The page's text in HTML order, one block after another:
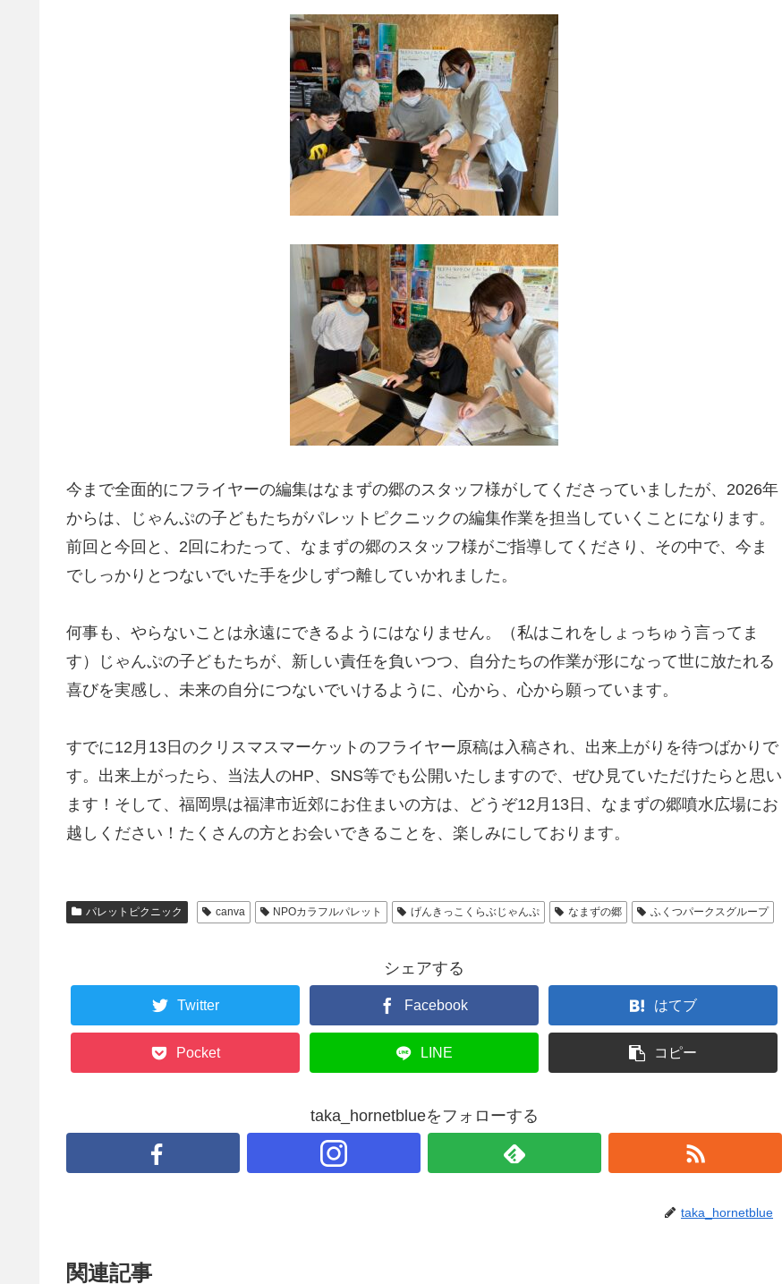
今まで全面的にフライヤーの編集はなまずの郷のスタッフ様がしてくださっていましたが、2026年
からは、じゃんぷの子どもたちがパレットピクニックの編集作業を担当していくことになります。
前回と今回と、2回にわたって、なまずの郷のスタッフ様がご指導してくださり、その中で、今ま
でしっかりとつないでいた手を少しずつ離していかれました。
何事も、やらないことは永遠にできるようにはなりません。（私はこれをしょっちゅう言ってま
す）じゃんぷの子どもたちが、新しい責任を負いつつ、自分たちの作業が形になって世に放たれる
喜びを実感し、未来の自分につないでいけるように、心から、心から願っています。
すでに12月13日のクリスマスマーケットのフライヤー原稿は入稿され、出来上がりを待つばかりで
す。出来上がったら、当法人のHP、SNS等でも公開いたしますので、ぜひ見ていただけたらと思い
ます！そして、福岡県は福津市近郊にお住まいの方は、どうぞ12月13日、なまずの郷噴水広場にお
越しください！たくさんの方とお会いできることを、楽しみにしております。
パレットピクニック canva NPOカラフルパレット げんきっこくらぶじゃんぷ なまずの郷 ふくつパークスグループ
シェアする
Twitter Facebook はてブ
Pocket LINE コピー
taka_hornetblueをフォローする
taka_hornetblue
関連記事